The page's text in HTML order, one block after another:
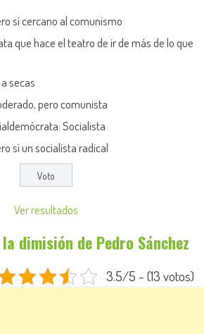
sí cercano al comunismo
que hace el teatro de ir de más de lo que
secas
pero comunista
Socialista
sí un socialista radical
Ver resultados
la dimisión de Pedro Sánchez
3.5/5 - (13 votos)